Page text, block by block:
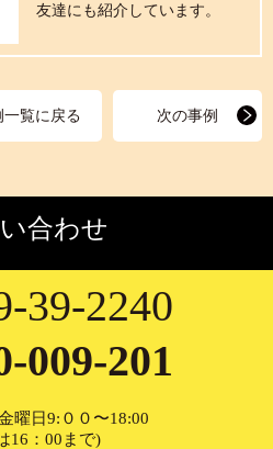
友達にも紹介しています。
一覧に戻る 次の事例
合わせ
39-2240
009-201
曜日9:００〜18:00
16：00まで)